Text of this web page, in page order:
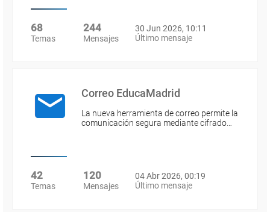
68
Temas
244
Mensajes
30 Jun 2026, 10:11
Último mensaje
Correo EducaMadrid
La nueva herramienta de correo permite la
comunicación segura mediante cifrado…
42
Temas
120
Mensajes
04 Abr 2026, 00:19
Último mensaje